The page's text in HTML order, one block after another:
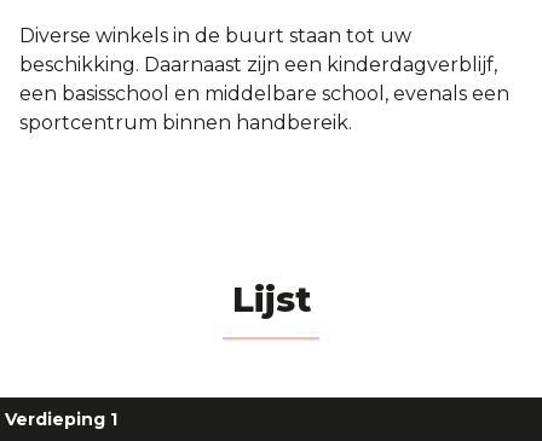
Diverse winkels in de buurt staan ​​tot uw
beschikking. Daarnaast zijn een kinderdagverblijf,
een basisschool en middelbare school, evenals een
sportcentrum binnen handbereik.
Lijst
Verdieping 1